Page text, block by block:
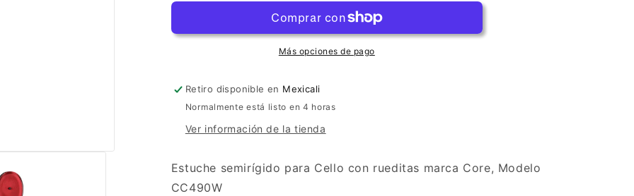
rojo
semirígido
rojo
Más opciones de pago
Retiro disponible en Mexicali
Normalmente está listo en 4 horas
Ver información de la tienda
Estuche semirígido para Cello con rueditas marca Core, Modelo
CC490W